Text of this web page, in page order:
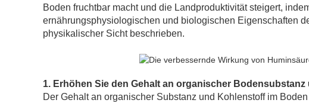
Boden fruchtbar macht und die Landproduktivität steigert,
ernährungsphysiologischen und biologischen Eigenschaften
physikalischer Sicht beschrieben.
1. Erhöhen Sie den Gehalt an organischer
Der Gehalt an organischer Substanz und Kohlenstoff im